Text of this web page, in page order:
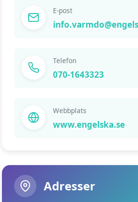
E-post
Telefon
070-1643323
Webbplats
www.engelska.se
Adresser